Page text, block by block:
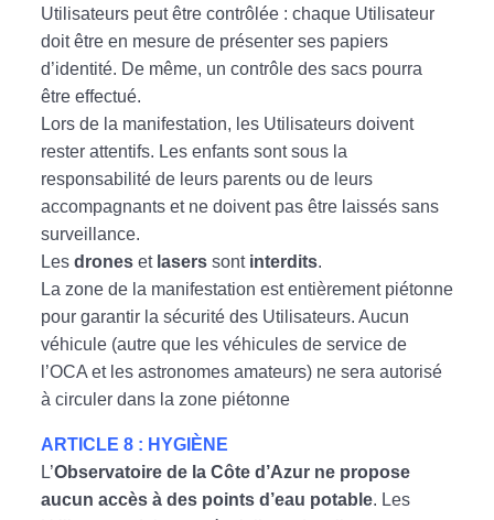
Utilisateurs peut être contrôlée : chaque Utilisateur
doit être en mesure de présenter ses papiers
d’identité. De même, un contrôle des sacs pourra
être effectué.
Lors de la manifestation, les Utilisateurs doivent
rester attentifs. Les enfants sont sous la
responsabilité de leurs parents ou de leurs
accompagnants et ne doivent pas être laissés sans
surveillance.
Les drones et lasers sont interdits.
La zone de la manifestation est entièrement piétonne
pour garantir la sécurité des Utilisateurs. Aucun
véhicule (autre que les véhicules de service de
l’OCA et les astronomes amateurs) ne sera autorisé
à circuler dans la zone piétonne
ARTICLE 8 : HYGIÈNE
L’Observatoire de la Côte d’Azur ne propose
aucun accès à des points d’eau potable. Les